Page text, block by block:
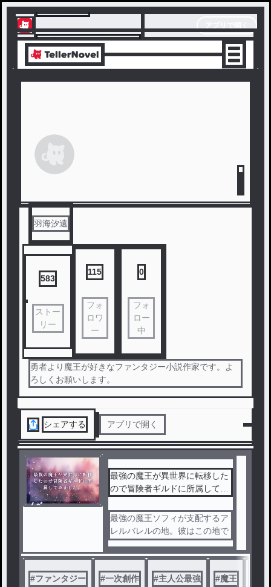
テラーノベル
アプリでサクサク楽しめる
羽海汐遠
583
ストー
リー
115
フォ
ロワ
ー
0
フォ
ロー
中
勇者より魔王が好きなファンタジー小説作家です。よ
ろしくお願いします。
シェアする アプリで開く
ノベ
最強の魔王が異世界に転移した
ので冒険者ギルドに所属してみ
最強の魔王ソフィが支配するア
レルバレルの地。彼はこの地で
数千年に渡り統治を続けてきた
が、圧政だと言い張る勇者マリ
スたちが立ち上がり魔王城に攻
め込んでくる。
#ファンタジー #一次創作 #主人公最強 #魔王